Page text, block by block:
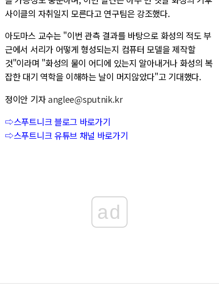
사이클의 자취일지 모른다고 연구팀은 강조했다.
아도마스 교수는 "이번 관측 결과를 바탕으로 화성의 적도 부
근에서 서리가 어떻게 형성되는지 컴퓨터 모델을 제작할
것"이라며 "화성의 물이 어디에 있는지 알아내거나 화성의 복
잡한 대기 역학을 이해하는 날이 머지않았다"고 기대했다.
정이안 기자 anglee@sputnik.kr
⇨스푸트니크 블로그 바로가기
⇨스푸트니크 유튜브 채널 바로가기
ad